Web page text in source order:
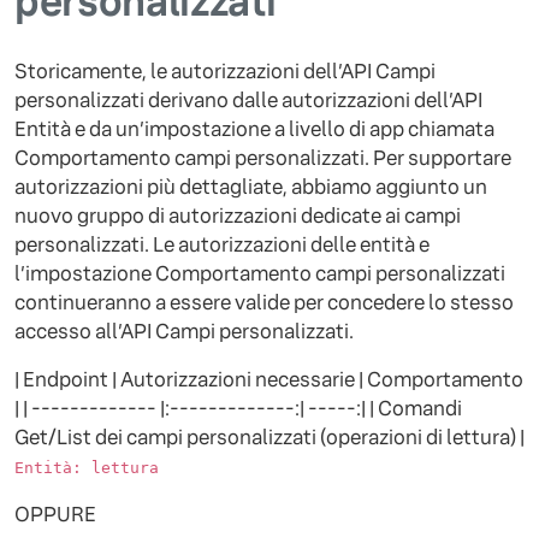
Storicamente, le autorizzazioni dell’API Campi
personalizzati derivano dalle autorizzazioni dell’API
Entità e da un’impostazione a livello di app chiamata
Comportamento campi personalizzati. Per supportare
autorizzazioni più dettagliate, abbiamo aggiunto un
nuovo gruppo di autorizzazioni dedicate ai campi
personalizzati. Le autorizzazioni delle entità e
l’impostazione Comportamento campi personalizzati
continueranno a essere valide per concedere lo stesso
accesso all’API Campi personalizzati.
| Endpoint | Autorizzazioni necessarie | Comportamento
| | ------------- |:-------------:| -----:| | Comandi
Get/List dei campi personalizzati (operazioni di lettura) |
Entità: lettura
OPPURE